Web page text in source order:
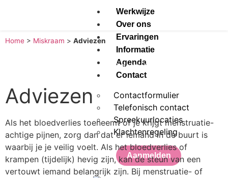
Werkwijze
Over ons
Ervaringen
Informatie
Agenda
Contact
Contactformulier
Telefonisch contact
Spreekuurlocaties
Klachtenregeling
Aanmelden
Home > Miskraam > Adviezen
Terug naar Informatie
Adviezen
Als het bloedverlies toeneemt of je krijgt menstruatie-
achtige pijnen, zorg dan dat er iemand in de buurt is
waarbij je je veilig voelt. Als het bloedverlies of
krampen (tijdelijk) hevig zijn, kan de steun van een
vertouwt iemand belangrijk zijn. Bij menstruatie- of